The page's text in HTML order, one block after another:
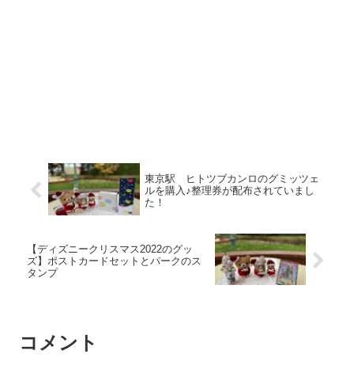
東京駅 ヒトツブカンロのグミッツェ
ルを購入♪整理券が配布されていまし
た！
【ディズニークリスマス2022のグッ
ズ】ポストカードセットとパークのス
タンプ
コメント